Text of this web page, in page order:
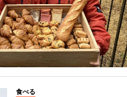
食べる